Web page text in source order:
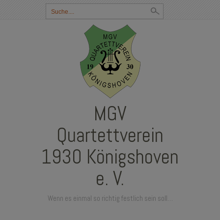
Suchbegriff
eingeben:
MGV
Quartettverein
1930 Königshoven
e. V.
Wenn es einmal so richtig festlich sein soll…